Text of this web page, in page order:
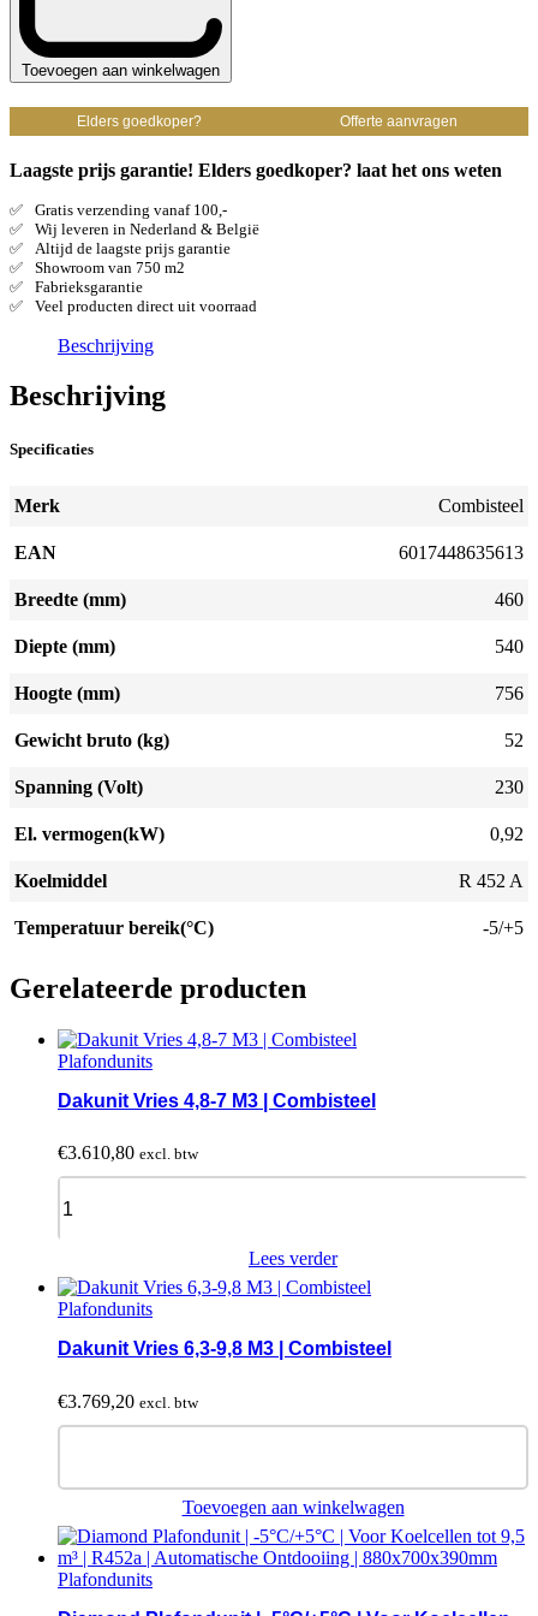
Toevoegen aan winkelwagen
Elders goedkoper? Offerte aanvragen
Laagste prijs garantie! Elders goedkoper? laat het ons weten
Gratis verzending vanaf 100,-
Wij leveren in Nederland & België
Altijd de laagste prijs garantie
Showroom van 750 m2
Fabrieksgarantie
Veel producten direct uit voorraad
Beschrijving
Beschrijving
Specificaties
Merk Combisteel
EAN 6017448635613
Breedte (mm) 460
Diepte (mm) 540
Hoogte (mm) 756
Gewicht bruto (kg) 52
Spanning (Volt) 230
El. vermogen(kW) 0,92
Koelmiddel R 452 A
Temperatuur bereik(°C) -5/+5
Gerelateerde producten
Plafondunits
Dakunit Vries 4,8-7 M3 | Combisteel
€3.610,80 excl. btw
Vries
M3
|
Combisteel
quantity
Lees verder
Plafondunits
Dakunit Vries 6,3-9,8 M3 | Combisteel
€3.769,20 excl. btw
M3
|
Combisteel
quantity
Toevoegen aan winkelwagen
Plafondunits